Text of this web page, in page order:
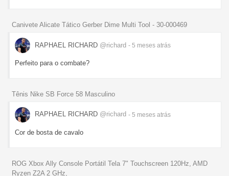
Canivete Alicate Tático Gerber Dime Multi Tool - 30-000469
RAPHAEL RICHARD @richard - 5 meses atrás
Perfeito para o combate?
Tênis Nike SB Force 58 Masculino
RAPHAEL RICHARD @richard - 5 meses atrás
Cor de bosta de cavalo
ROG Xbox Ally Console Portátil Tela 7" Touchscreen 120Hz, AMD
Ryzen Z2A 2 GHz,